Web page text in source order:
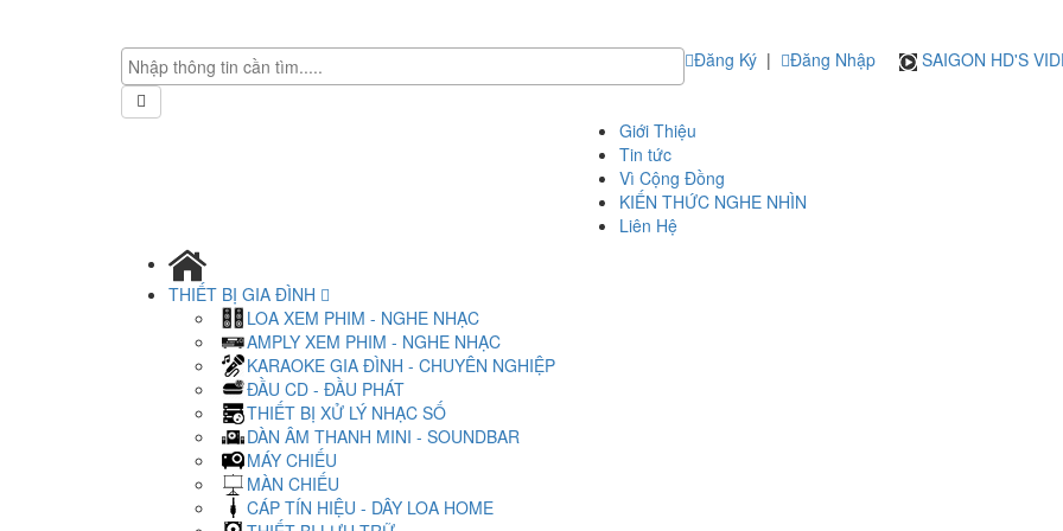
Đăng Ký | Đăng Nhập SAIGON HD'S
Giới Thiệu
Tin tức
Vì Cộng Đồng
KIẾN THỨC NGHE NHÌN
Liên Hệ
THIẾT BỊ GIA ĐÌNH
LOA XEM PHIM - NGHE NHẠC
AMPLY XEM PHIM - NGHE NHẠC
KARAOKE GIA ĐÌNH - CHUYÊN NGHIỆP
ĐẦU CD - ĐẦU PHÁT
THIẾT BỊ XỬ LÝ NHẠC SỐ
DÀN ÂM THANH MINI - SOUNDBAR
MÁY CHIẾU
MÀN CHIẾU
CÁP TÍN HIỆU - DÂY LOA HOME